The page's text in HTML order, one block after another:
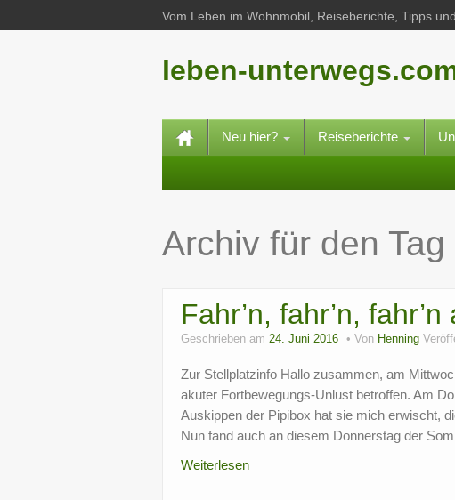
Vom Leben im Wohnmobil, Reiseberichte, Tipps
leben-
Neu hier? Reiseberichte
Archiv für den Tag
Fahr’n, fahr’n,
Geschrieben am 24. Juni 2016 Von Henning
Zur Stellplatzinfo Hallo zusammen, am
akuter Fortbewegungs-Unlust betroffen. Am
Auskippen der Pipibox hat sie mich erwischt,
Nun fand auch an diesem Donnerstag der
Weiterlesen